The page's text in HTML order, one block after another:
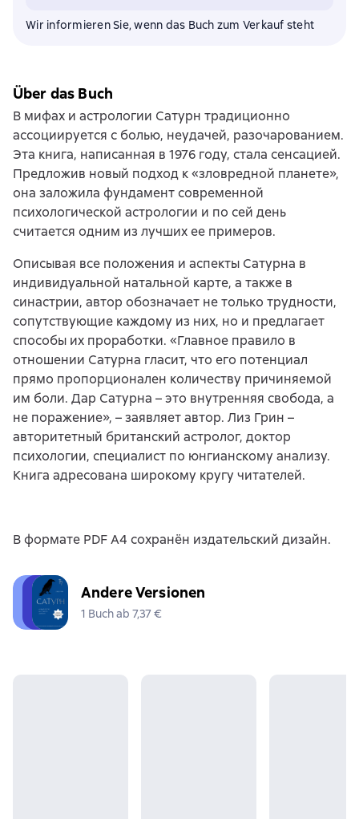
Wir informieren Sie, wenn das Buch zum Verkauf steht
Über das Buch
В мифах и астрологии Сатурн традиционно
ассоциируется с болью, неудачей, разочарованием.
Эта книга, написанная в 1976 году, стала сенсацией.
Предложив новый подход к «зловредной планете»,
она заложила фундамент современной
психологической астрологии и по сей день
считается одним из лучших ее примеров.
Описывая все положения и аспекты Сатурна в
индивидуальной натальной карте, а также в
синастрии, автор обозначает не только трудности,
сопутствующие каждому из них, но и предлагает
способы их проработки. «Главное правило в
отношении Сатурна гласит, что его потенциал
прямо пропорционален количеству причиняемой
им боли. Дар Сатурна – это внутренняя свобода, а
не поражение», – заявляет автор. Лиз Грин –
авторитетный британский астролог, доктор
психологии, специалист по юнгианскому анализу.
Книга адресована широкому кругу читателей.
В формате PDF A4 сохранён издательский дизайн.
Andere Versionen
1 Buch ab 7,37 €